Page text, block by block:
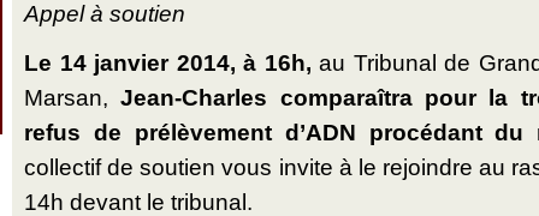
Appel à soutien
Le 14 janvier 2014, à 16h, au Tribunal de
Marsan,Jean-Charles comparaîtra pour la
refus de prélèvement d’ADN procédant
collectif de soutien vous invite à le rejoindre au
14h devant le tribunal.